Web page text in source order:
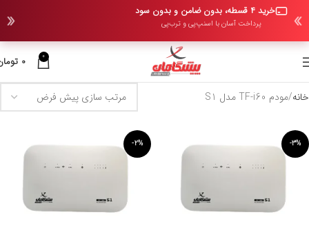
خرید ۴ قسطه، بدون ضامن و بدون سود
پرداخت آسان با اسنپ‌پی و ترب‌پی
0
0
خانه مودم TF-i60 مدل S1
-3%
-2%